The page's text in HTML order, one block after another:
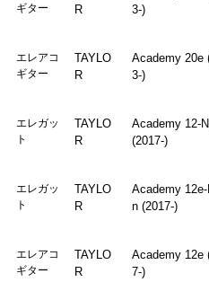
ギター
R
3-)
エレアコ
ギター
TAYLO
R
Academy 20e
3-)
エレガッ
ト
TAYLO
R
Academy 12-
(2017-)
エレガッ
ト
TAYLO
R
Academy
n (2017-)
エレアコ
ギター
TAYLO
R
Academy 12e
7-)